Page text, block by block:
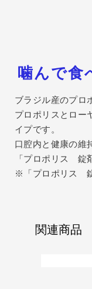
噛んで食
ブラジル産のプロ
プロポリスとロー
イプです。
口腔内と健康の維
「プロポリス 錠
※「プロポリス 錠
関連商品